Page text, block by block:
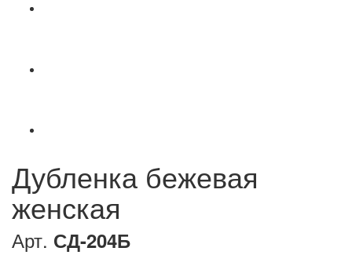
Дубленка бежевая
женская
Арт. СД-204Б